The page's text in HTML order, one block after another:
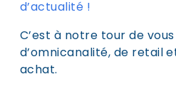
d’actualité !
C’est à notre tour de
d’omnicanalité, de retail
achat.